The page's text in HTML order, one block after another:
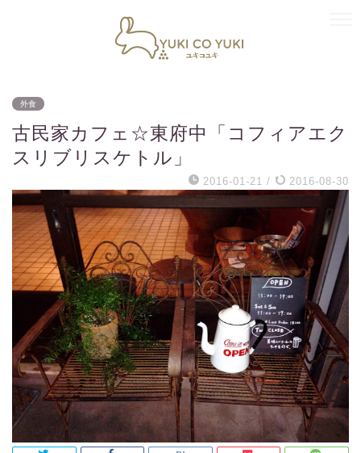
外食
古民家カフェ☆東府中「コフィアエク
スリブリスケトル」
2016-01-21 / 2016-08-30